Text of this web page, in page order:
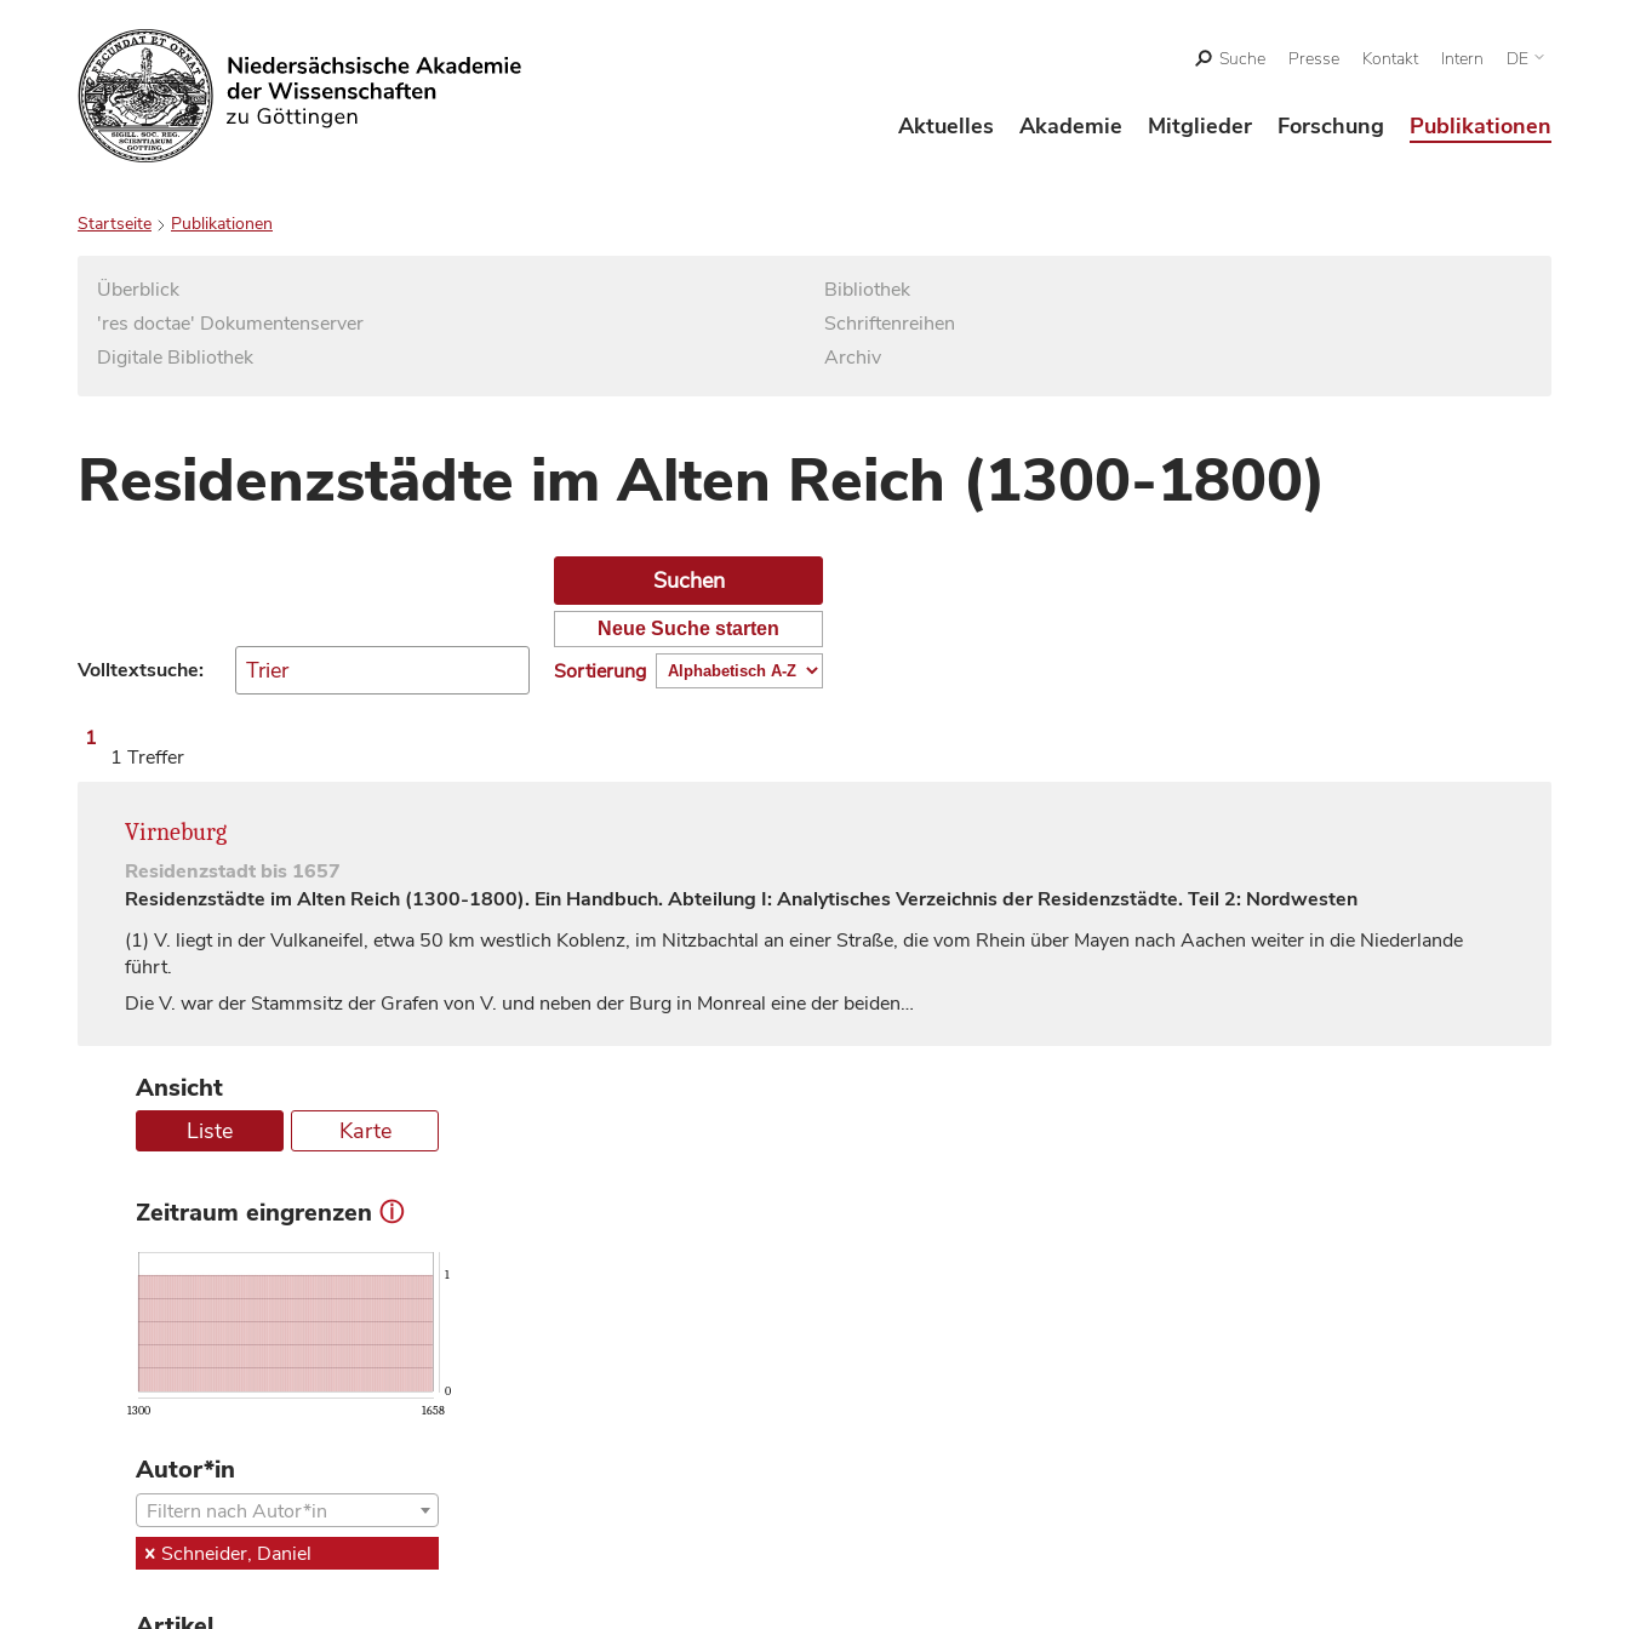
Suchen
Suche Presse Kontakt Intern DE
Aktuelles Akademie Mitglieder Forschung Publikationen
Startseite Publikationen
Überblick
'res doctae' Dokumentenserver
Digitale Bibliothek
Bibliothek
Schriftenreihen
Archiv
Residenzstädte im Alten Reich (1300-1800)
Volltextsuche:
Neue Suche starten
Sortierung
1
1 Treffer
Virneburg
Residenzstadt bis 1657
Residenzstädte im Alten Reich (1300-1800). Ein Handbuch. Abteilung I: Analytisches Verzeichnis der Residenzstädte. Teil 2: Nordwesten
(1) V. liegt in der Vulkaneifel, etwa 50 km westlich Koblenz, im Nitzbachtal an einer Straße, die vom Rhein über Mayen nach Aachen weiter in die Niederlande
führt.
Die V. war der Stammsitz der Grafen von V. und neben der Burg in Monreal eine der beiden…
Ansicht
Liste Karte
Zeitraum eingrenzen ⓘ
1300 1658
0
1
Autor*in
Filtern nach Autor*in
Schneider, Daniel